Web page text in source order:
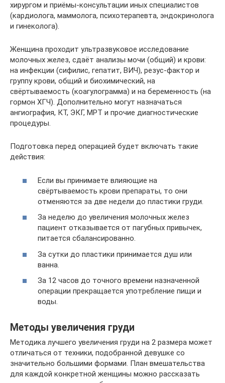
хирургом и приёмы-консультации иных специалистов
(кардиолога, маммолога, психотерапевта, эндокринолога
и гинеколога).
Женщина проходит ультразвуковое исследование
молочных желез, сдаёт анализы мочи (общий) и крови:
на инфекции (сифилис, гепатит, ВИЧ), резус-фактор и
группу крови, общий и биохимический, на
свёртываемость (коагулограмма) и на беременность (на
гормон ХГЧ). Дополнительно могут назначаться
ангиография, КТ, ЭКГ, МРТ и прочие диагностические
процедуры.
Подготовка перед операцией будет включать такие
действия:
Если вы принимаете влияющие на
свёртываемость крови препараты, то они
отменяются за две недели до пластики груди.
За неделю до увеличения молочных желез
пациент отказывается от пагубных привычек,
питается сбалансированно.
За сутки до пластики принимается душ или
ванна.
За 12 часов до точного времени назначенной
операции прекращается употребление пищи и
воды.
Методы увеличения груди
Методика лучшего увеличения груди на 2 размера может
отличаться от техники, подобранной девушке со
значительно большими формами. План вмешательства
для каждой конкретной женщины можно рассказать